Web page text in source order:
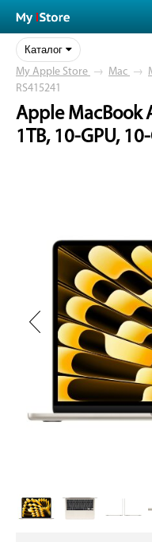
Каталог
My Apple Store → Mac →
RS415241
Apple MacBook
1TB, 10-GPU,